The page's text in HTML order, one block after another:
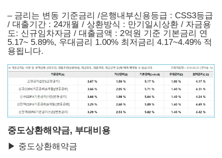
– 금리는 변동 기준금리 /은행내부신용등급 : CSS3등급
/ 대출기간 : 24개월 / 상환방식 : 만기일시상환 / 자금용
도: 신규임차자금 / 대출금액 : 2억원 기준 기본금리 연
5.17~ 5.89%, 우대금리 1.00% 최저금리 4.17~4.49% 적
용됩니다.
중도상환해약금, 부대비용
▶ 중도상환해약금